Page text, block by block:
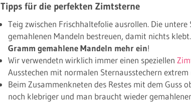
Tipps für die perfekten Zimtsterne
Teig zwischen Frischhaltefolie ausrollen. Die
gemahlenen Mandeln bestreuen, damit nichts
Gramm gemahlene Mandeln mehr ein!
Wir verwendetn wirklich immer einen speziellen
Ausstechen mit normalen Sternausstechern
Beim Zusammenkneten des Restes mit dem Guss
noch klebriger und man braucht wieder